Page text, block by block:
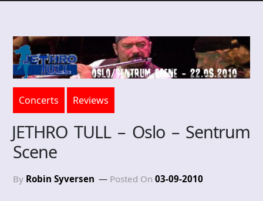
Concerts Reviews
JETHRO TULL – Oslo – Sentrum
Scene
By Robin Syversen Posted On 03-09-2010